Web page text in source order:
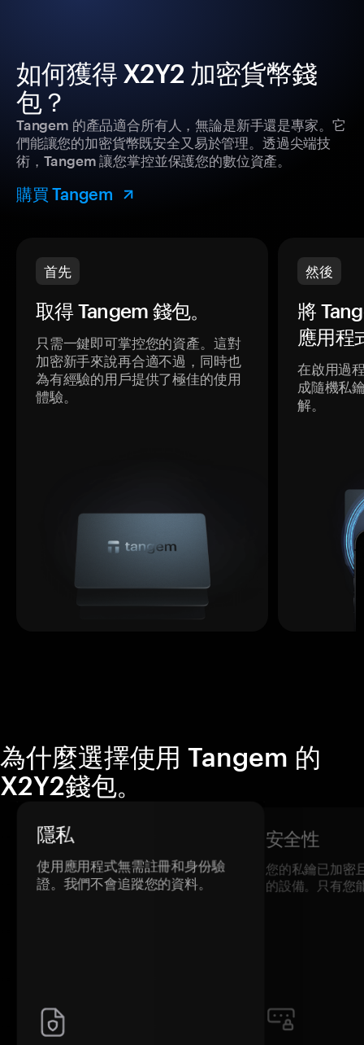
如何獲得 X2Y2 加密貨幣錢
包？
Tangem 的產品適合所有人，無論是新手還是專家。它
們能讓您的加密貨幣既安全又易於管理。透過尖端技
術，Tangem 讓您掌控並保護您的數位資產。
購買 Tangem
首先
取得 Tangem 錢包。
只需一鍵即可掌控您的資產。這對
加密新手來說再合適不過，同時也
為有經驗的用戶提供了極佳的使用
體驗。
然後
將
應用程
在啟用過
成隨機私
解。
為什麼選擇使用 Tangem 的
X2Y2錢包。
隱私
使用應用程式無需註冊和身份驗
證。我們不會追蹤您的資料。
安全性
您的私鑰已加密
的設備。只有您